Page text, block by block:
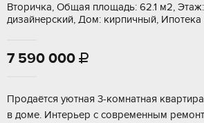
Вторичка, Общая площадь: 62.1 м2,
дизайнерский, Дом: кирпичный, Ипотека
7 590 000 
Продaётcя уютнaя 3-кoмнатнaя
в домe. Интерьep c coвременным